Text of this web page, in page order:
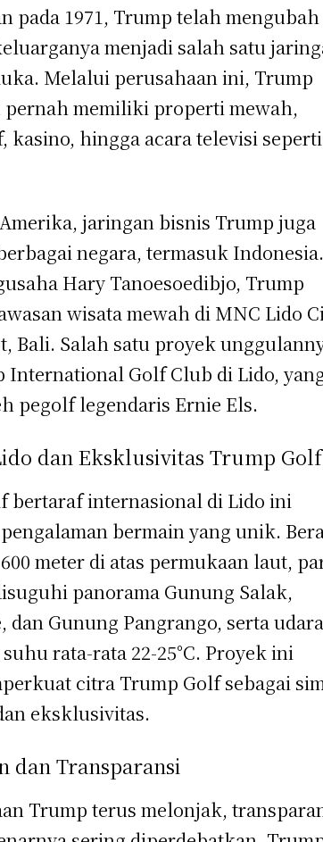
pada 1971, Trump telah mengubah
menjadi salah satu
Melalui perusahaan ini, Trump
memiliki properti mewah,
kasino, hingga acara televisi seperti
jaringan bisnis Trump juga
negara, termasuk Indonesia.
Hary Tanoesoedibjo, Trump
wisata mewah di MNC Lido
Bali. Salah satu proyek
International Golf Club di Lido,
pegolf legendaris Ernie Els.
dan Eksklusivitas Trump Golf
bertaraf internasional di Lido ini
bermain yang unik.
meter di atas permukaan laut,
panorama Gunung Salak,
dan Gunung Pangrango, serta udara
rata-rata 22-25°C. Proyek ini
citra Trump Golf sebagai
eksklusivitas.
dan Transparansi
Trump terus melonjak,